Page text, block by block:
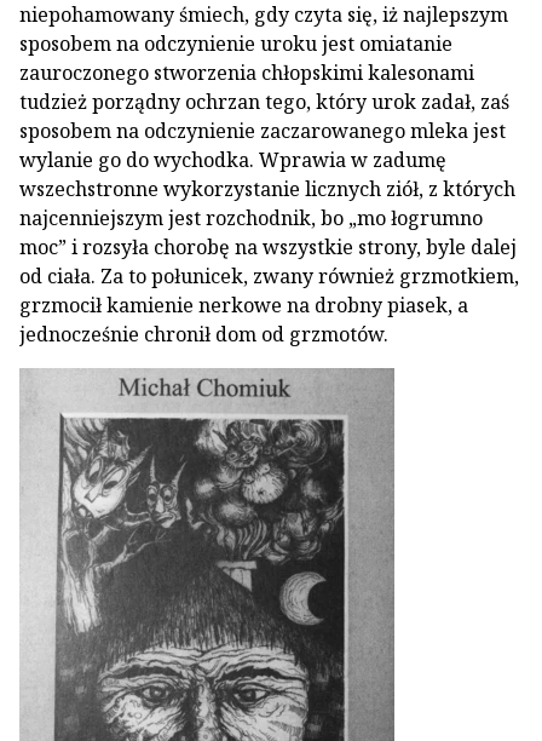
niepohamowany śmiech, gdy czyta się, iż najlepszym
sposobem na odczynienie uroku jest omiatanie
zauroczonego stworzenia chłopskimi kalesonami
tudzież porządny ochrzan tego, który urok zadał, zaś
sposobem na odczynienie zaczarowanego mleka jest
wylanie go do wychodka. Wprawia w zadumę
wszechstronne wykorzystanie licznych ziół, z których
najcenniejszym jest rozchodnik, bo „mo łogrumno
moc” i rozsyła chorobę na wszystkie strony, byle dalej
od ciała. Za to połunicek, zwany również grzmotkiem,
grzmocił kamienie nerkowe na drobny piasek, a
jednocześnie chronił dom od grzmotów.